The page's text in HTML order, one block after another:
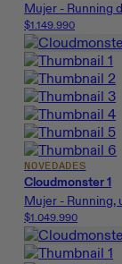
Mujer - Running
$1.149.990
NOVEDADES
Cloudmonster 1
Mujer - Running,
$1.049.990